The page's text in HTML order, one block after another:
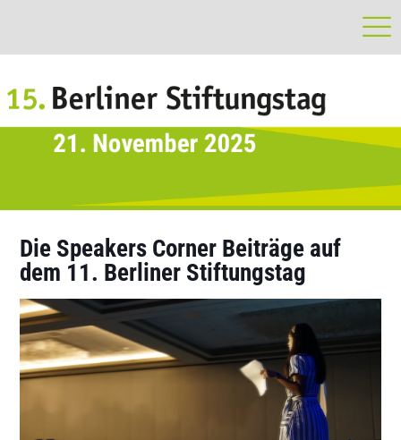
Die Speakers Corner Beiträge auf
dem 11. Berliner Stiftungstag